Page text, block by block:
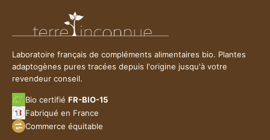
Laboratoire français de compléments alimentaires bio. Plantes
adaptogènes pures tracées depuis l'origine jusqu'à votre
revendeur conseil.
Bio certifié FR-BIO-15
Fabriqué en France
Commerce équitable